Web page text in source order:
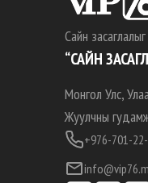
Сайн
“САЙН
Монгол Улс,
Жуулчны
+976-701-